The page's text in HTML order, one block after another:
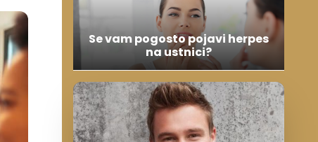
Se vam pogosto pojavi herpes
na ustnici?